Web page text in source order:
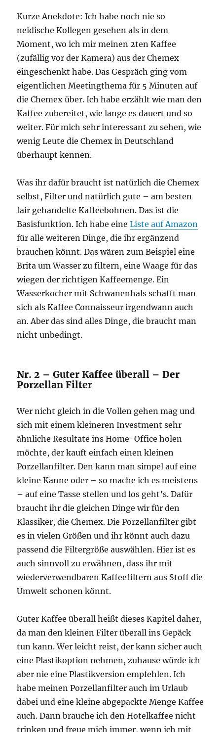
Kurze Anekdote: Ich habe noch nie so
neidische Kollegen gesehen als in dem
Moment, wo ich mir meinen 2ten Kaffee
(zufällig vor der Kamera) aus der Chemex
eingeschenkt habe. Das Gespräch ging vom
eigentlichen Meetingthema für 5 Minuten auf
die Chemex über. Ich habe erzählt wie man den
Kaffee zubereitet, wie lange es dauert und so
weiter. Für mich sehr interessant zu sehen, wie
wenig Leute die Chemex in Deutschland
überhaupt kennen.
Was ihr dafür braucht ist natürlich die Chemex
selbst, Filter und natürlich gute – am besten
fair gehandelte Kaffeebohnen. Das ist die
Basisfunktion. Ich habe eineListe auf Amazon
für alle weiteren Dinge, die ihr ergänzend
brauchen könnt. Das wären zum Beispiel eine
Brita um Wasser zu filtern, eine Waage für das
wiegen der richtigen Kaffeemenge. Ein
Wasserkocher mit Schwanenhals schafft man
sich als Kaffee Connaisseur irgendwann auch
an. Aber das sind alles Dinge, die braucht man
nicht unbedingt.
Nr. 2 – Guter Kaffee überall – Der
Porzellan Filter
Wer nicht gleich in die Vollen gehen mag und
sich mit einem kleineren Investment sehr
ähnliche Resultate ins Home-Office holen
möchte, der kauft einfach einen kleinen
Porzellanfilter. Den kann man simpel auf eine
kleine Kanne oder – so mache ich es meistens
– auf eine Tasse stellen und los geht’s. Dafür
braucht ihr die gleichen Dinge wir für den
Klassiker, die Chemex. Die Porzellanfilter gibt
es in vielen Größen und ihr könnt auch dazu
passend die Filtergröße auswählen. Hier ist es
auch sinnvoll zu erwähnen, dass ihr mit
wiederverwendbaren Kaffeefiltern aus Stoff die
Umwelt schonen könnt.
Guter Kaffee überall heißt dieses Kapitel daher,
da man den kleinen Filter überall ins Gepäck
tun kann. Wer leicht reist, der kann sicher auch
eine Plastikoption nehmen, zuhause würde ich
aber nie eine Plastikversion empfehlen. Ich
habe meinen Porzellanfilter auch im Urlaub
dabei und eine kleine abgepackte Menge Kaffee
auch. Dann brauche ich den Hotelkaffee nicht
trinken und freue mich immer, wenn ich mit